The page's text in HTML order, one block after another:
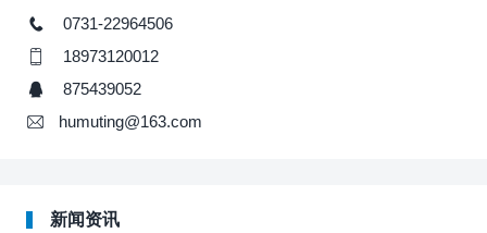
0731-22964506
18973120012
875439052
humuting@163.com
新闻资讯